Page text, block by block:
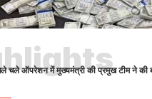
ऑपरेशन में मुख्यमंत्री की प्रमुख टीम ने की